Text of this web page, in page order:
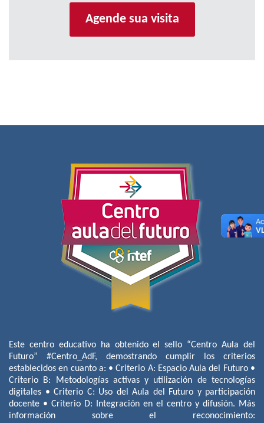
Agende sua visita
Este centro educativo ha obtenido el sello “Centro Aula del
Futuro” #Centro_AdF, demostrando cumplir los criterios
establecidos en cuanto a: • Criterio A: Espacio Aula del Futuro •
Criterio B: Metodologías activas y utilización de tecnologías
digitales • Criterio C: Uso del Aula del Futuro y participación
docente • Criterio D: Integración en el centro y difusión. Más
información sobre el reconocimiento: